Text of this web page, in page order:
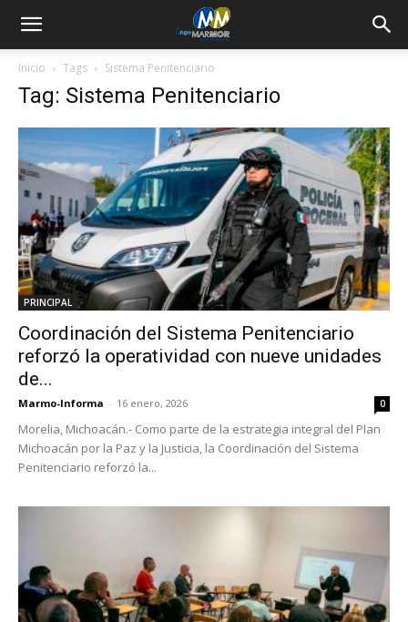
Inicio Tags Sistema Penitenciario
Tag: Sistema Penitenciario
PRINCIPAL
Coordinación del Sistema Penitenciario
reforzó la operatividad con nueve unidades
de...
Marmo-Informa - 16 enero, 2026 0
Morelia, Michoacán.- Como parte de la estrategia integral del Plan
Michoacán por la Paz y la Justicia, la Coordinación del Sistema
Penitenciario reforzó la...